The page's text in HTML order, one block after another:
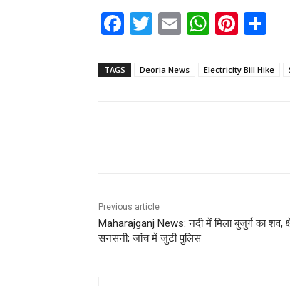
F
a
c
T
w
itt
E
m
ai
W
h
a
Pi
nt
er ar
TAGS Deoria News Electricity Bill Hike
Previous article
Maharajganj News: नदी में मिला बुजुर्ग का शव,
सनसनी; जांच में जुटी पुलिस